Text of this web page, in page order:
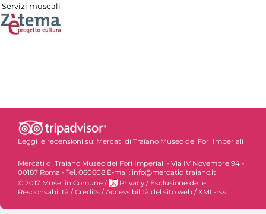
Servizi museali
Leggi le recensioni su: Mercati di Traiano Museo dei Fori Imperiali
Mercati di Traiano Museo dei Fori Imperiali - Via IV Novembre 94 -
00187 Roma - Tel. 060608 E-mail: info@mercatiditraiano.it
© 2017 Musei in Comune / Privacy / Esclusione delle
Responsabilità / Credits / Accessibilità del sito web / XML-rss